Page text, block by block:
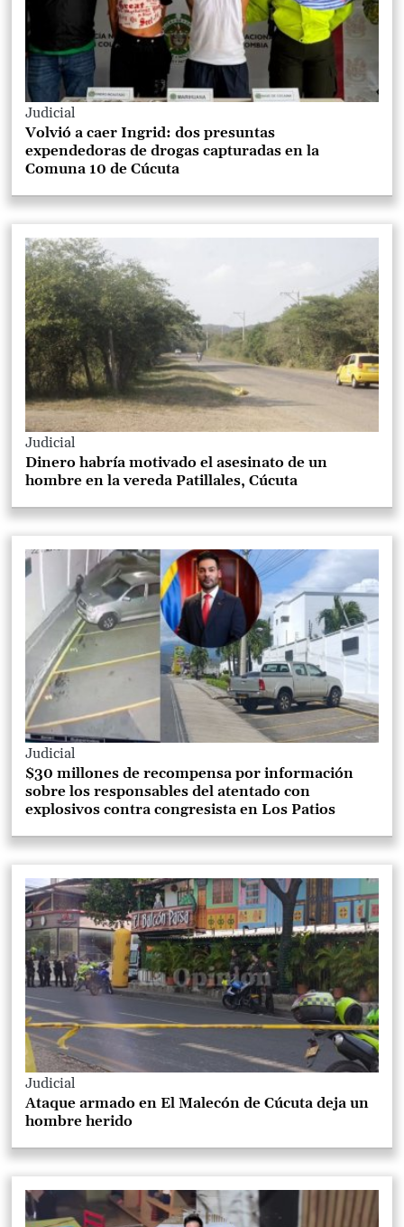
Judicial
Volvió a caer Ingrid: dos presuntas
expendedoras de drogas capturadas en la
Comuna 10 de Cúcuta
Judicial
Dinero habría motivado el asesinato de un
hombre en la vereda Patillales, Cúcuta
Judicial
$30 millones de recompensa por información
sobre los responsables del atentado con
explosivos contra congresista en Los Patios
Judicial
Ataque armado en El Malecón de Cúcuta deja un
hombre herido